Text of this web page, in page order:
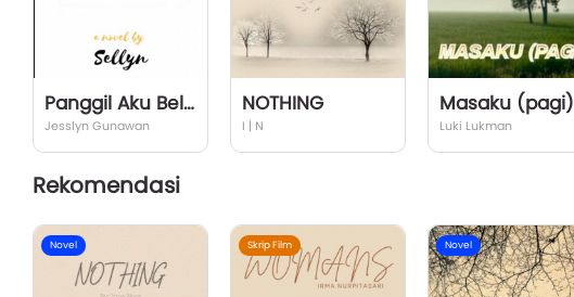
Panggil Aku Belang
Jesslyn Gunawan
NOTHING
I | N
Masaku (pagi)
Luki Lukman
Rekomendasi
Novel Skrip Film Novel